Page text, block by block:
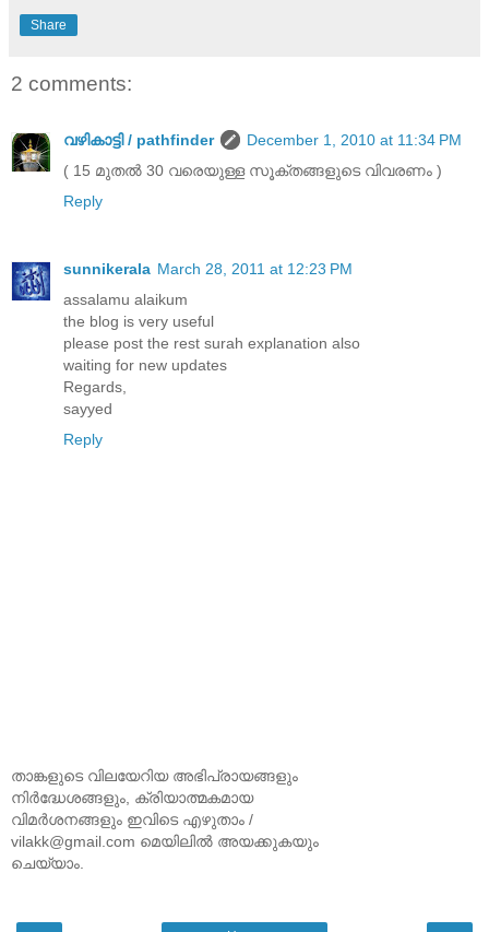
Share
2 comments:
വഴികാട്ടി / pathfinder
December 1, 2010 at 11:34 PM
( 15 മുതൽ 30 വരെയുള്ള സൂക്തങ്ങളുടെ വിവരണം )
Reply
sunnikerala March 28, 2011 at 12:23 PM
assalamu alaikum
the blog is very useful
please post the rest surah explanation also
waiting for new updates
Regards,
sayyed
Reply
താങ്കളുടെ വിലയേറിയ അഭിപ്രായങ്ങളും
നിര്‍ദ്ധേശങ്ങളും, ക്രിയാത്മകമായ
വിമര്‍ശനങ്ങളും ഇവിടെ എഴുതാം /
vilakk@gmail.com മെയിലില്‍ അയക്കുകയും
ചെയ്യാം.